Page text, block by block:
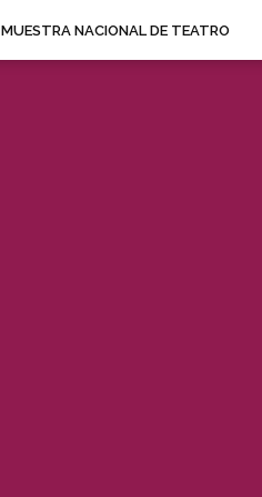
MUESTRA NACIONAL DE TEATRO